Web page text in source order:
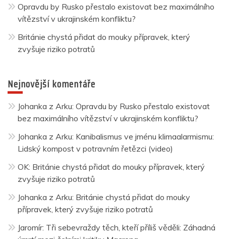
Opravdu by Rusko přestalo existovat bez maximálního
vítězství v ukrajinském konfliktu?
Británie chystá přidat do mouky přípravek, který
zvyšuje riziko potratů
Nejnovější komentáře
Johanka z Arku: Opravdu by Rusko přestalo existovat
bez maximálního vítězství v ukrajinském konfliktu?
Johanka z Arku: Kanibalismus ve jménu klimaalarmismu:
Lidský kompost v potravním řetězci (video)
OK: Británie chystá přidat do mouky přípravek, který
zvyšuje riziko potratů
Johanka z Arku: Británie chystá přidat do mouky
přípravek, který zvyšuje riziko potratů
Jaromír: Tři sebevraždy těch, kteří příliš věděli: Záhadná